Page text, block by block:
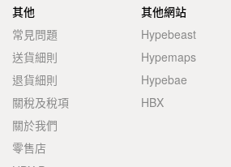
其他
常見問題
送貨細則
退貨細則
關稅及稅項
關於我們
零售店
其他網站
Hypebeast
Hypemaps
Hypebae
HBX